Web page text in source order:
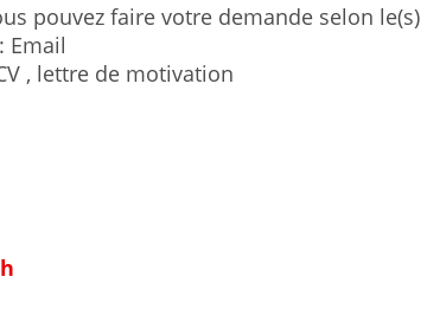
pouvez faire votre demande selon le(s)
Email
, lettre de motivation